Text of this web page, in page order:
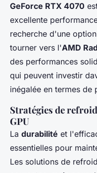
GeForce RTX 4070
excellente
recherche d'une
tourner vers l'AMD
des performances
qui peuvent investir
inégalée en termes de
Stratégies de
GPU
La durabilité et
essentielles pour
Les solutions de